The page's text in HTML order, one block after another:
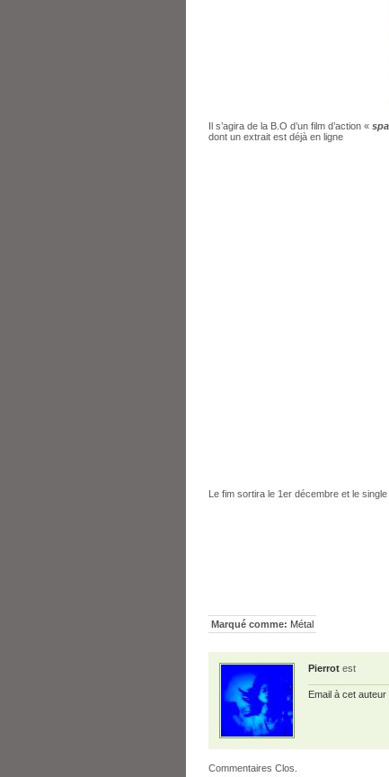
Il s’agira de la B.O d’un film d’action «
dont un extrait est déjà en ligne
Le fim sortira le 1er décembre et le
Marqué comme: Métal
Pierrot est
Email à cet auteur
Commentaires Clos.